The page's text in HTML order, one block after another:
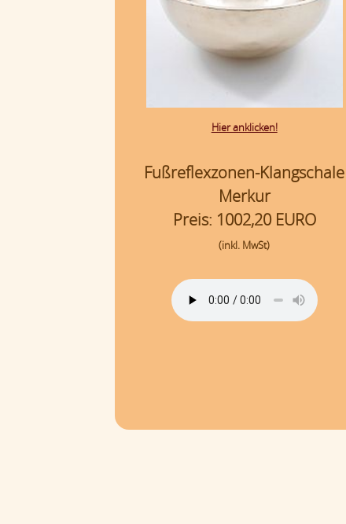
Hier anklicken!
Fußreflexzonen-Klangschale
Merkur
Preis: 1002,20 EURO
(inkl. MwSt)